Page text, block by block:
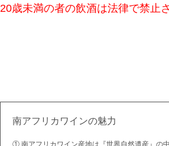
20歳未満の者の飲酒は法律で禁止
南アフリカワインの魅力
① 南アフリカワイン産地は『世界自然遺産』の